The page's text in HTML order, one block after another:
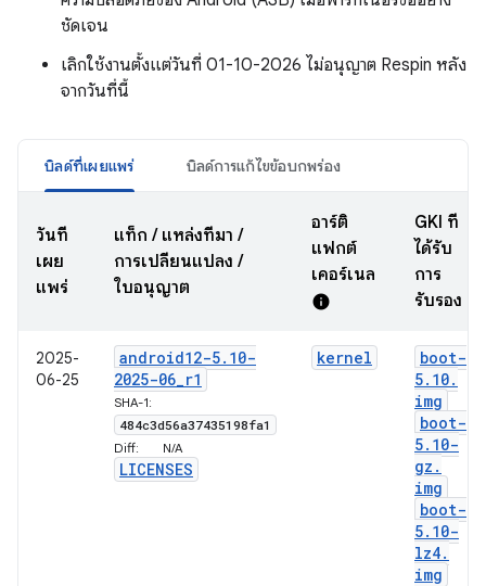
ชัดเจน
เลิกใช้งานตั้งแต่วันที่ 01-10-2026 ไม่อนุญาต Respin หลัง
จากวันที่นี้
บิลด์ที่เผยแพร่ บิลด์การแก้ไขข้อบกพร่อง
วันที่
เผย
แพร่
แท็ก / แหล่งที่มา /
การเปลี่ยนแปลง /
ใบอนุญาต
อาร์ติ
แฟกต์
เคอร์เนล
info
GKI ที่
ได้รับ
การ
รับรอง
2025-
06-25
android12-5. 10-
2025-06_r1
SHA-1:
484c3d56a37435198fa1
Diff: N/A
LICENSES
kernel
boot-
5. 10.
img
boot-
5. 10-
gz .
img
boot-
5. 10-
lz4.
img